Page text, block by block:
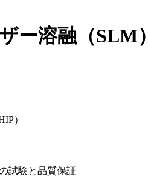
ー溶融（SLM
）
試験と品質保証